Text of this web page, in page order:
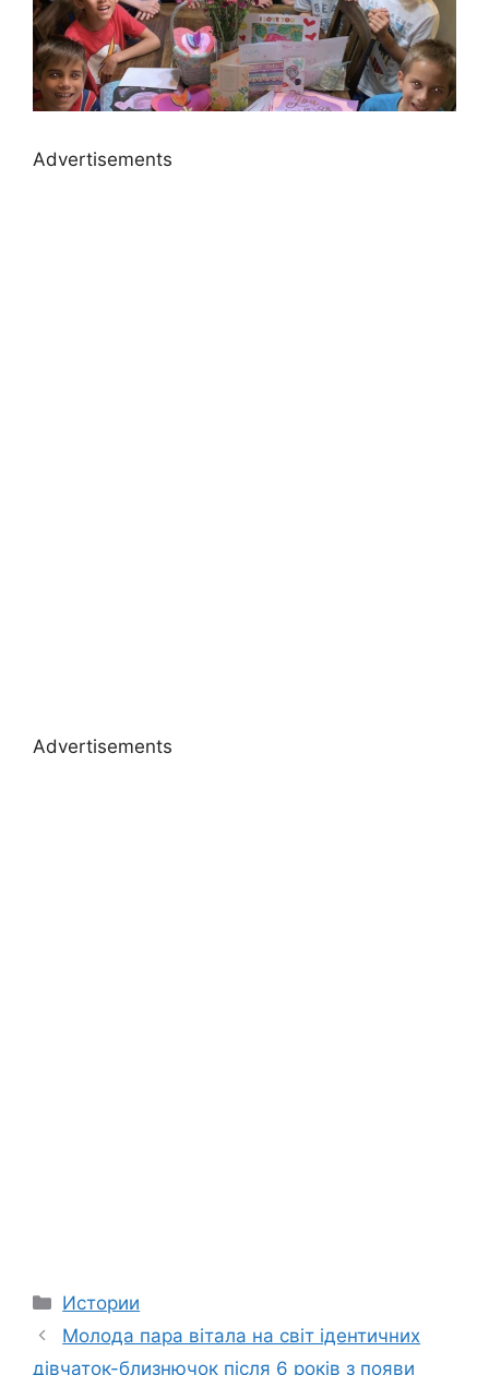
Advertisements
Advertisements
Categories
Истории
Молода пара вітала на світ ідентичних
дівчаток-близнючок після 6 років з появи